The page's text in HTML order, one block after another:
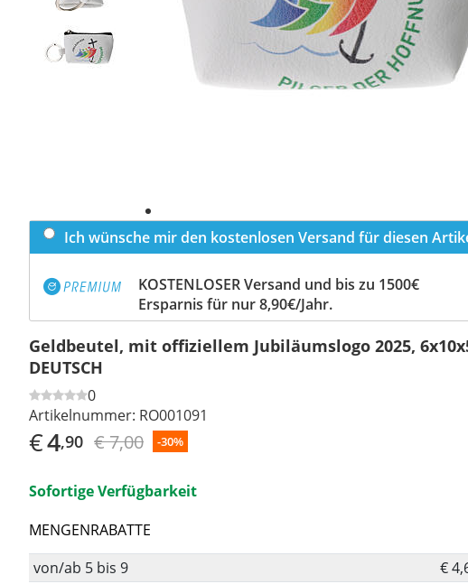
Ich wünsche mir den kostenlosen Versand für diesen
KOSTENLOSER Versand und bis zu 1500€
Ersparnis für nur 8,90€/Jahr.
Geldbeutel, mit offiziellem Jubiläumslogo 2025,
DEUTSCH
0
Artikelnummer: RO001091
€4,90 € 7,00 -30%
Sofortige Verfügbarkeit
MENGENRABATTE
von/ab 5 bis 9
€